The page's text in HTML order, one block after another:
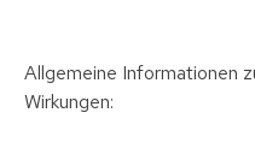
Allgemeine Informationen
Wirkungen: